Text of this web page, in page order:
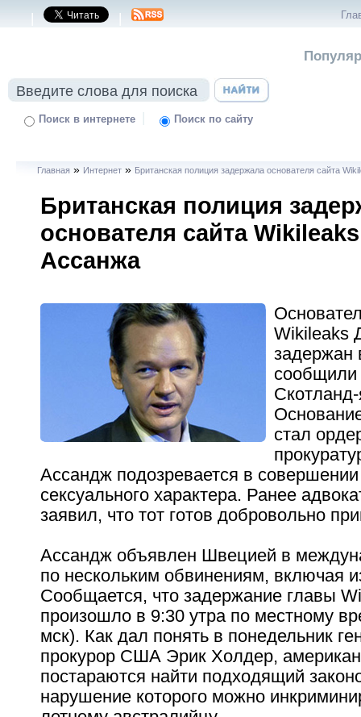
| |
Поиск в интернете | Поиск по сайту
Главная » Интернет » Британская полиция задержала основателя сайта
Британская полиция
основателя сайта
Ассанжа
Wikileaks
задержан
сообщили
стал
Ассандж подозревается в
сексуального характера. Ранее
заявил, что тот готов добровольно
Ассандж объявлен Швецией в
по нескольким обвинениям, включая
Сообщается, что задержание главы
произошло в 9:30 утра по местному
мск). Как дал понять в понедельник
прокурор США Эрик Холдер,
постараются найти подходящий
нарушение которого можно